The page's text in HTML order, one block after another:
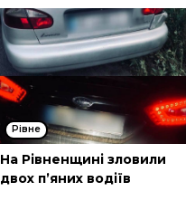
Рівне
На Рівненщині зловили
двох п’яних водіїв